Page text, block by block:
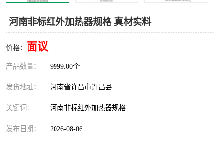
河南非标红外加热器规格 真材实料
价格： 面议
产品数量： 9999.00个
发货地址： 河南省许昌市许昌县
关键词： 河南非标红外加热器规格
发布日期： 2026-08-06